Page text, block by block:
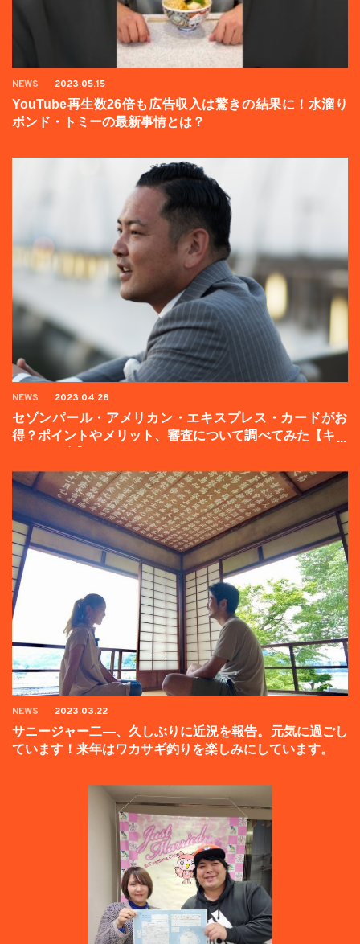
NEWS 2023.05.15
YouTube再生数26倍も広告収入は驚きの結果に！水溜り
ボンド・トミーの最新事情とは？
NEWS 2023.04.28
セゾンパール・アメリカン・エキスプレス・カードがお
得？ポイントやメリット、審査について調べてみた【キャ
NEWS 2023.03.22
サニージャー二―、久しぶりに近況を報告。元気に過ごし
ています！来年はワカサギ釣りを楽しみにしています。